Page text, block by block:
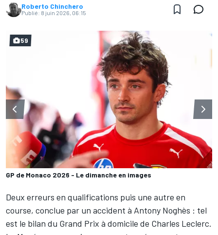
Roberto Chinchero
Publié: 8 juin 2026, 06:15
GP de Monaco 2026 - Le dimanche en images
59
Deux erreurs en qualifications puis une autre en
course, conclue par un accident à Antony Noghès : tel
est le bilan du Grand Prix à domicile de Charles Leclerc.